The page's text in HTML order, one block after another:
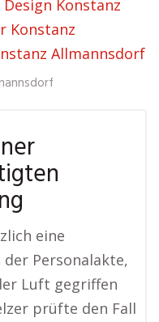
Design Konstanz
Konstanz
Allmannsdorf
eine
Personalakte,
Luft gegriffen
prüfte den Fall